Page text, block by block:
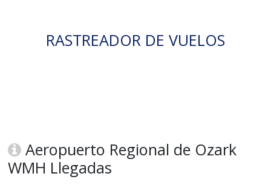
RASTREADOR DE VUELOS
Aeropuerto Regional de Ozark
WMH Llegadas